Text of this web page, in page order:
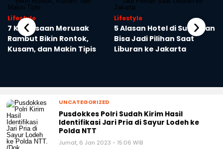
Lifestyle
7 Kebiasaan Merusak
Rambut Bikin Rontok,
Kusam, dan Makin Tipis
Lifestyle
5 Alasan Hotel di Sudirman
Bisa Jadi Pilihan Saat
Liburan ke Jakarta
‹ ›
UNCATEGORIZED
Pusdokkes Polri Sudah Kirim Hasil
Identifikasi Jari Pria di Sayur Lodeh ke
Polda NTT
Jumat, 6 Jan 2023 - 15:06 WIB